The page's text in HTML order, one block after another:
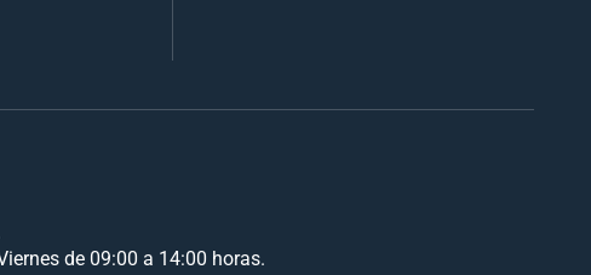
de 09:00 a 14:00 horas.